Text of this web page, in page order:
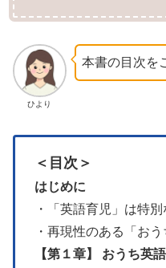
ひより
本書の目次を
＜目次＞
はじめに
・「英語育児」は特
・再現性のある「お
【第１章】 おうち英